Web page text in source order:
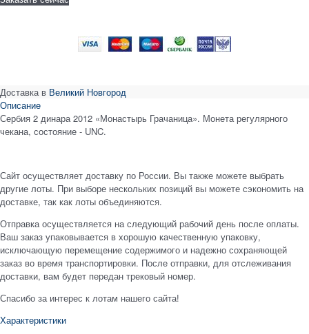
Доставка в Великий Новгород
Описание
Сербия 2 динара 2012 «Монастырь Грачаница». Монета регулярного
чекана, состояние - UNC.
Сайт осуществляет доставку по России. Вы также можете выбрать
другие лоты. При выборе нескольких позиций вы можете сэкономить на
доставке, так как лоты объединяются.
Отправка осуществляется на следующий рабочий день после оплаты.
Ваш заказ упаковывается в хорошую качественную упаковку,
исключающую перемещение содержимого и надежно сохраняющей
заказ во время транспортировки. После отправки, для отслеживания
доставки, вам будет передан трековый номер.
Спасибо за интерес к лотам нашего сайта!
Характеристики